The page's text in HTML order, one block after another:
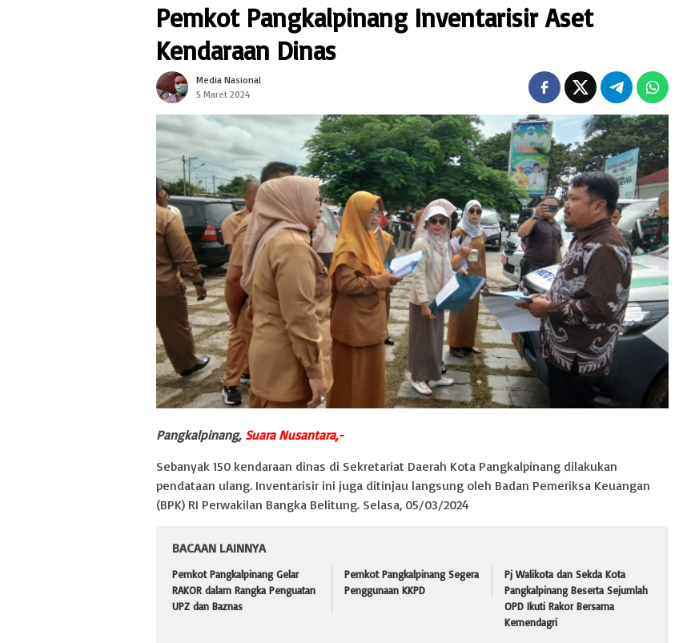
Pemkot Pangkalpinang Inventarisir Aset
Kendaraan Dinas
Media Nasional
5 Maret 2024
Pangkalpinang, Suara Nusantara,-
Sebanyak 150 kendaraan dinas di Sekretariat Daerah Kota Pangkalpinang dilakukan
pendataan ulang. Inventarisir ini juga ditinjau langsung oleh Badan Pemeriksa Keuangan
(BPK) RI Perwakilan Bangka Belitung. Selasa, 05/03/2024
BACAAN LAINNYA
Pemkot Pangkalpinang Gelar
RAKOR dalam Rangka Penguatan
UPZ dan Baznas
Pemkot Pangkalpinang Segera
Penggunaan KKPD
Pj Walikota dan Sekda Kota
Pangkalpinang Beserta Sejumlah
OPD Ikuti Rakor Bersama
Kemendagri